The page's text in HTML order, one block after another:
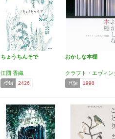
ちょうちんそで
江國 香織
登録 2426
おかしな本棚
登録 1998